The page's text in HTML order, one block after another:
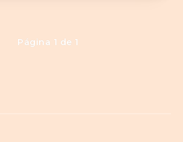
Página 1 de 1